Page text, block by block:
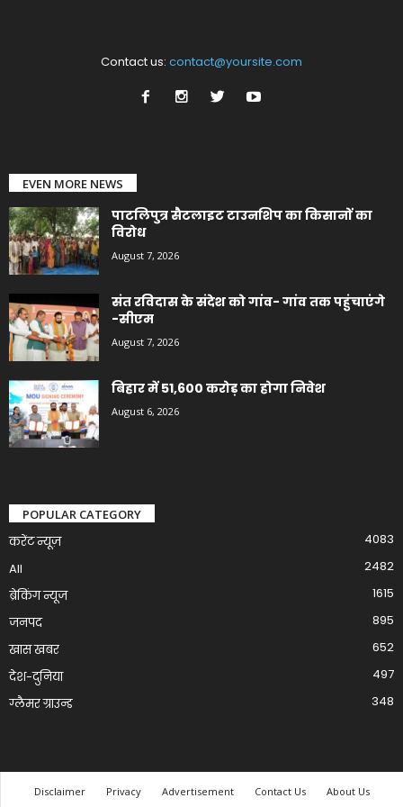
Contact us: contact@yoursite.com
EVEN MORE NEWS
पाटलिपुत्र सैटलाइट टाउनशिप का किसानों का
विरोध
August 7, 2026
संत रविदास के संदेश को गांव- गांव तक पहुंचाएंगे
-सीएम
August 7, 2026
बिहार में 51,600 करोड़ का होगा निवेश
August 6, 2026
POPULAR CATEGORY
करेंट न्यूज़
4083
All
2482
ब्रेकिंग न्यूज
1615
जनपद
895
खास खबर
652
देश-दुनिया
497
ग्लैमर ग्राउन्ड
348
Disclaimer Privacy Advertisement Contact Us About Us